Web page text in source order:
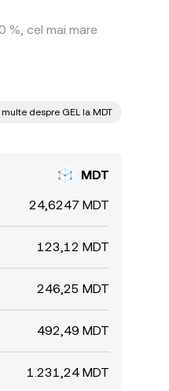
%, cel mai mare
despre GEL la MDT
MDT
24,6247 MDT
123,12 MDT
246,25 MDT
492,49 MDT
1.231,24 MDT